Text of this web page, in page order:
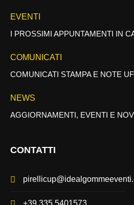
EVENTI
I PROSSIMI APPUNTAMENTI IN
COMUNICATI
COMUNICATI STAMPA E NOTE
NEWS
AGGIORNAMENTI, EVENTI E
CONTATTI
+39 335 5401573